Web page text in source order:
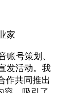
家
账号策划、
发活动。我
作共同推出